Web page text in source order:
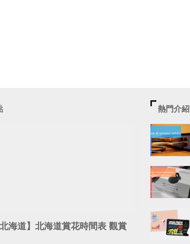
北海道】北海道賞花時間表 觀賞
熱門介紹